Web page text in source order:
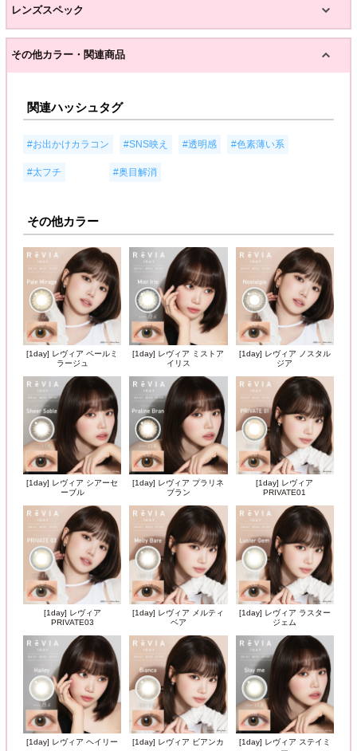
レンズスペック
その他カラー・関連商品
関連ハッシュタグ
#お出かけカラコン #SNS映え #透明感 #色素薄い系
#太フチ #奥目解消
その他カラー
[1day] レヴィア ペールミ
ラージュ
[1day] レヴィア ミストア
イリス
[1day] レヴィア ノスタル
ジア
[1day] レヴィア シアーセ
ーブル
[1day] レヴィア プラリネ
ブラン
[1day] レヴィア
PRIVATE01
[1day] レヴィア
PRIVATE03
[1day] レヴィア メルティ
ベア
[1day] レヴィア ラスター
ジェム
[1day] レヴィア ヘイリー [1day] レヴィア ビアンカ
[1day] レヴィア ステイミ